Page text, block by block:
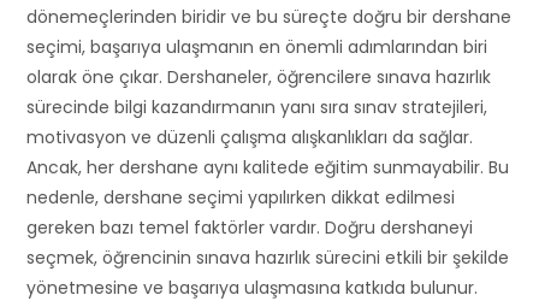
dönemeçlerinden biridir ve bu süreçte doğru bir dershane
seçimi, başarıya ulaşmanın en önemli adımlarından biri
olarak öne çıkar. Dershaneler, öğrencilere sınava hazırlık
sürecinde bilgi kazandırmanın yanı sıra sınav stratejileri,
motivasyon ve düzenli çalışma alışkanlıkları da sağlar.
Ancak, her dershane aynı kalitede eğitim sunmayabilir. Bu
nedenle, dershane seçimi yapılırken dikkat edilmesi
gereken bazı temel faktörler vardır. Doğru dershaneyi
seçmek, öğrencinin sınava hazırlık sürecini etkili bir şekilde
yönetmesine ve başarıya ulaşmasına katkıda bulunur.